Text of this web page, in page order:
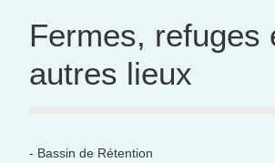
Fermes, refuges
autres lieux
- Bassin de Rétention